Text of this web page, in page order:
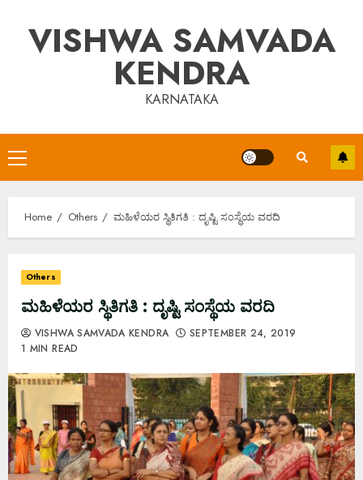
contentVISHWA SAMVADA
KENDRA
KARNATAKA
Primary
Menu
Home Others ಮಹಿಳೆಯರ ಸ್ಥಿತಿಗತಿ : ದೃಷ್ಟಿ ಸಂಸ್ಥೆಯ ವರದಿ
Others
ಮಹಿಳೆಯರ ಸ್ಥಿತಿಗತಿ : ದೃಷ್ಟಿ ಸಂಸ್ಥೆಯ ವರದಿ
VISHWA SAMVADA KENDRA
SEPTEMBER 24, 2019
1 MIN READ